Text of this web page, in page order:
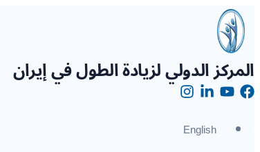
تخطي
إلى
المحتوى
المركز الدولي لزيادة الطول في إيران
English